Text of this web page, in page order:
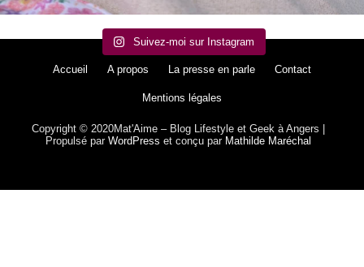
Suivez-moi sur Instagram
Accueil A propos La presse en parle Contact
Mentions légales
Copyright © 2020Mat'Aime – Blog Lifestyle et Geek à Angers |
Propulsé par WordPress et conçu par Mathilde Maréchal